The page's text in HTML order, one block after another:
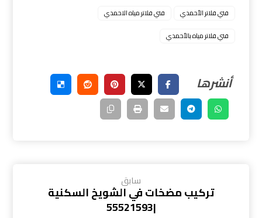
فني فلاتر الأحمدي
فني فلاتر مياه الاحمدي
فني فلاتر مياه بالأحمدي
سابق
تركيب مضخات في الشويخ السكنية
|55521593